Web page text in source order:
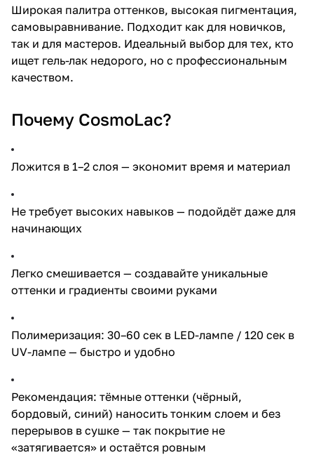
Широкая палитра оттенков, высокая пигментация,
самовыравнивание. Подходит как для новичков,
так и для мастеров. Идеальный выбор для тех, кто
ищет гель-лак недорого, но с профессиональным
качеством.
Почему CosmoLac?
Ложится в 1–2 слоя — экономит время и материал
Не требует высоких навыков — подойдёт даже для
начинающих
Легко смешивается — создавайте уникальные
оттенки и градиенты своими руками
Полимеризация: 30–60 сек в LED-лампе / 120 сек в
UV-лампе — быстро и удобно
Рекомендация: тёмные оттенки (чёрный,
бордовый, синий) наносить тонким слоем и без
перерывов в сушке — так покрытие не
«затягивается» и остаётся ровным